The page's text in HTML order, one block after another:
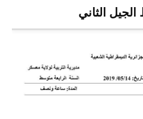
السنة الثالثة متوسط
السنة الرابعة متوسط
شهادة التعليم المتوسط
بنك الفروض و الاختبارات